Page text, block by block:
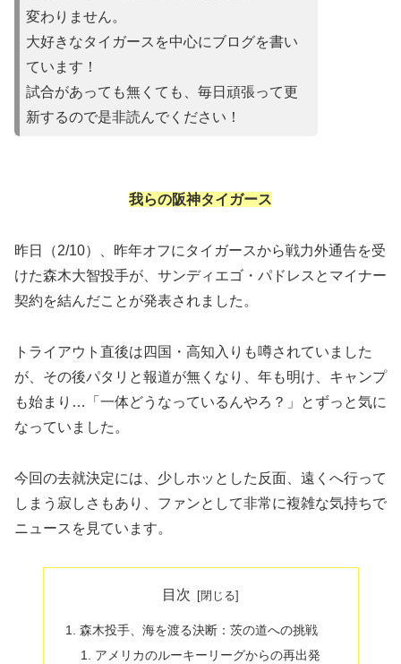
変わりません。
大好きなタイガースを中心にブログを書い
ています！
試合があっても無くても、毎日頑張って更
新するので是非読んでください！
我らの阪神タイガース
昨日（2/10）、昨年オフにタイガースから戦力外通告を受
けた森木大智投手が、サンディエゴ・パドレスとマイナー
契約を結んだことが発表されました。
​トライアウト直後は四国・高知入りも噂されていました
が、その後パタリと報道が無くなり、年も明け、キャンプ
も始まり…「一体どうなっているんやろ？」とずっと気に
なっていました。
今回の去就決定には、少しホッとした反面、遠くへ行って
しまう寂しさもあり、ファンとして非常に複雑な気持ちで
ニュースを見ています。
目次
​森木投手、海を渡る決断：茨の道への挑戦
​アメリカのルーキーリーグからの再出発